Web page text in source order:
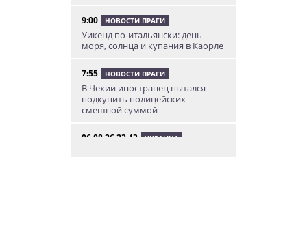
9:00 НОВОСТИ ПРАГИ
Уикенд по-итальянски: день
моря, солнца и купания в Каорле
7:55 НОВОСТИ ПРАГИ
В Чехии иностранец пытался
подкупить полицейских
смешной суммой
06.08.26 23:43 УКРАИНА